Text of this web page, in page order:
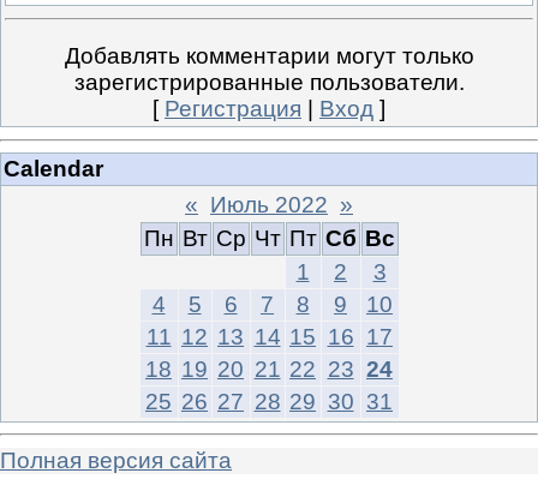
Добавлять комментарии могут только
зарегистрированные пользователи.
[ Регистрация Вход ]
Calendar
« Июль 2022 »
Пн Вт Ср Чт Пт Сб Вс
1
2
3
4
5 6 7 8 9
10
11 12 13 14 15 16 17
18 19 20 21 22 23 24
25 26 27 28 29 30 31
Полная версия сайта